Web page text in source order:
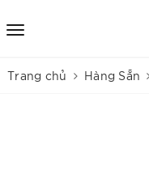
Trang chủ Hàng Sẵn